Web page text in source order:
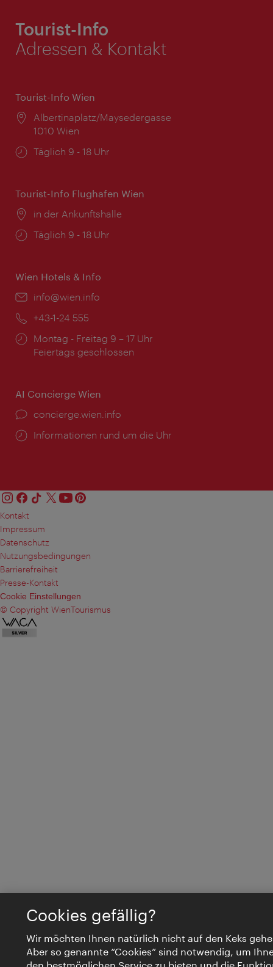
Tourist-Info
Adressen & Kontakt
Tourist-Info Wien
Ort:
Albertinaplatz/Maysedergasse
1010 Wien
Öffnungszeiten:
Täglich 9 - 18 Uhr
Tourist-Info Flughafen Wien
Ort:
in der Ankunftshalle
Öffnungszeiten:
Täglich 9 - 18 Uhr
Wien Hotels & Info
Email:
info@wien.info
Telefon:
+43-1-24 555
Öffnungszeiten:
Montag - Freitag 9 – 17 Uhr
Feiertags geschlossen
AI Concierge Wien
Ort:
concierge.wien.info
Öffnungszeiten:
Informationen rund um die Uhr
Kontakt
Impressum
Datenschutz
Nutzungsbedingungen
Barrierefreiheit
Presse-Kontakt
Cookie Einstellungen
© Copyright WienTourismus
Cookies gefällig?
Wir möchten Ihnen natürlich nicht auf den Keks
Aber so genannte “Cookies” sind notwendig, um